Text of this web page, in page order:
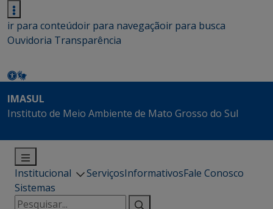
ir para conteúdoir para navegaçãoir para busca
Ouvidoria Transparência
IMASUL
Instituto de Meio Ambiente de Mato Grosso do Sul
Institucional ServiçosInformativosFale Conosco
Sistemas
Pesquisar